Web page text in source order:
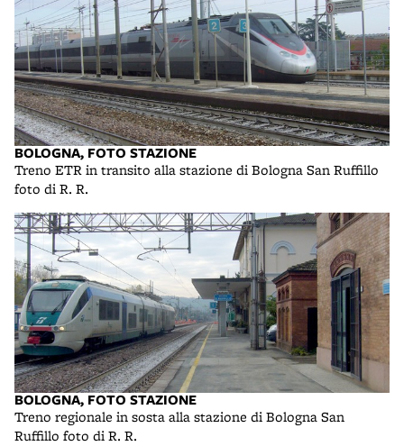
BOLOGNA, FOTO STAZIONE
Treno ETR in transito alla stazione di Bologna San Ruffillo
foto di R. R.
BOLOGNA, FOTO STAZIONE
Treno regionale in sosta alla stazione di Bologna San
Ruffillo foto di R. R.